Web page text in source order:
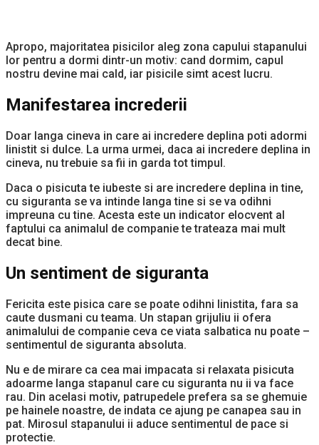
Apropo, majoritatea pisicilor aleg zona capului stapanului
lor pentru a dormi dintr-un motiv: cand dormim, capul
nostru devine mai cald, iar pisicile simt acest lucru.
Manifestarea increderii
Doar langa cineva in care ai incredere deplina poti adormi
linistit si dulce. La urma urmei, daca ai incredere deplina in
cineva, nu trebuie sa fii in garda tot timpul.
Daca o pisicuta te iubeste si are incredere deplina in tine,
cu siguranta se va intinde langa tine si se va odihni
impreuna cu tine. Acesta este un indicator elocvent al
faptului ca animalul de companie te trateaza mai mult
decat bine.
Un sentiment de siguranta
Fericita este pisica care se poate odihni linistita, fara sa
caute dusmani cu teama. Un stapan grijuliu ii ofera
animalului de companie ceva ce viata salbatica nu poate –
sentimentul de siguranta absoluta.
Nu e de mirare ca cea mai impacata si relaxata pisicuta
adoarme langa stapanul care cu siguranta nu ii va face
rau. Din acelasi motiv, patrupedele prefera sa se ghemuie
pe hainele noastre, de indata ce ajung pe canapea sau in
pat. Mirosul stapanului ii aduce sentimentul de pace si
protectie.